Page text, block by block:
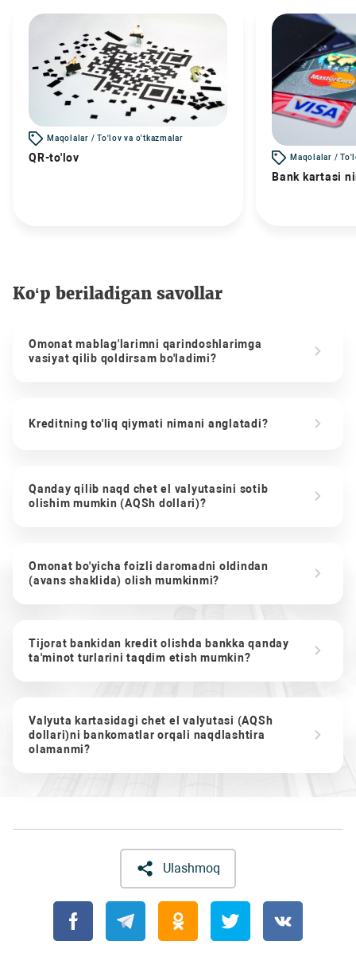
Maqolalar / To'lov va o'tkazmalar
QR-to'lov Maqolalar /
Bank kartasi
Ko‘p beriladigan savollar
Omonat mablag'larimni qarindoshlarimga
vasiyat qilib qoldirsam bo'ladimi?
Kreditning to'liq qiymati nimani anglatadi?
Qanday qilib naqd chet el valyutasini sotib
olishim mumkin (AQSh dollari)?
Omonat bo'yicha foizli daromadni oldindan
(avans shaklida) olish mumkinmi?
Tijorat bankidan kredit olishda bankka qanday
ta'minot turlarini taqdim etish mumkin?
Valyuta kartasidagi chet el valyutasi (AQSh
dollari)ni bankomatlar orqali naqdlashtira
olamanmi?
Ulashmoq